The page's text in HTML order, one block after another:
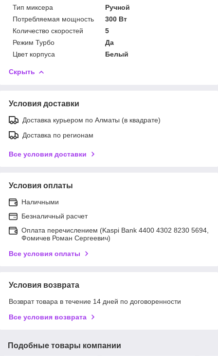
Тип миксера
Ручной
Потребляемая мощность
300 Вт
Количество скоростей
5
Режим Турбо
Да
Цвет корпуса
Белый
Скрыть
Условия доставки
Доставка курьером по Алматы (в квадрате)
Доставка по регионам
Все условия доставки
Условия оплаты
Наличными
Безналичный расчет
Оплата перечислением (Kaspi Bank 4400 4302 8230 5694,
Фомичев Роман Сергеевич)
Все условия оплаты
Условия возврата
Возврат товара в течение 14 дней по договоренности
Все условия возврата
Подобные товары компании